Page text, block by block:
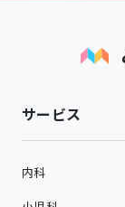
サービス
内科